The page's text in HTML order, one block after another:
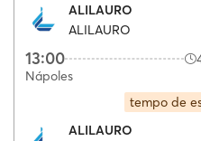
ALILAURO
ALILAURO
13:00
Nápoles
tempo de
ALILAURO